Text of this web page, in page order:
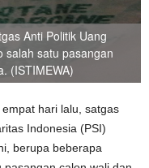
Anti Politik Uang
salah satu pasangan
(ISTIMEWA)
hari lalu, satgas
Indonesia (PSI)
berupa beberapa